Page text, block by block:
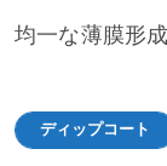
均一な薄膜形
ディップコート